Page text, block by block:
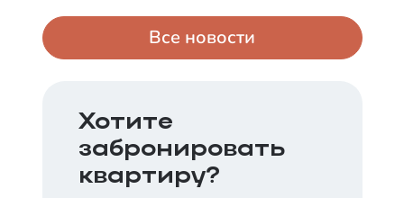
Все новости
Хотите
забронировать
квартиру?